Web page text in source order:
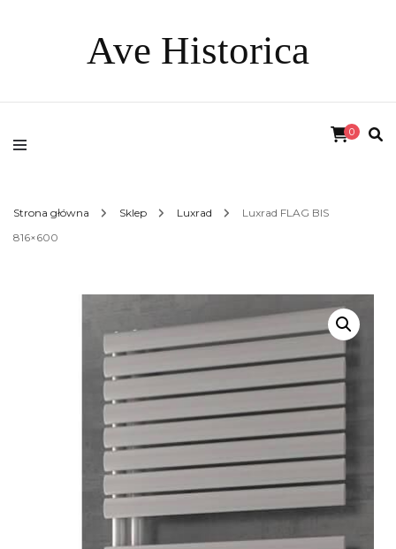
Ave Historica
0
Strona główna Sklep Luxrad
Luxrad FLAG BIS
816×600